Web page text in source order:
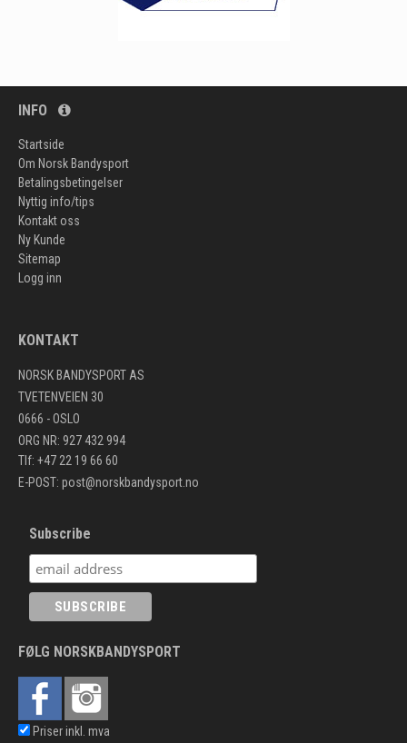
INFO
Startside
Om Norsk Bandysport
Betalingsbetingelser
Nyttig info/tips
Kontakt oss
Ny Kunde
Sitemap
Logg inn
KONTAKT
NORSK BANDYSPORT AS
TVETENVEIEN 30
0666 - OSLO
ORG NR: 927 432 994
Tlf: +47 22 19 66 60
E-POST: post@norskbandysport.no
Subscribe
FØLG NORSKBANDYSPORT
Priser inkl. mva